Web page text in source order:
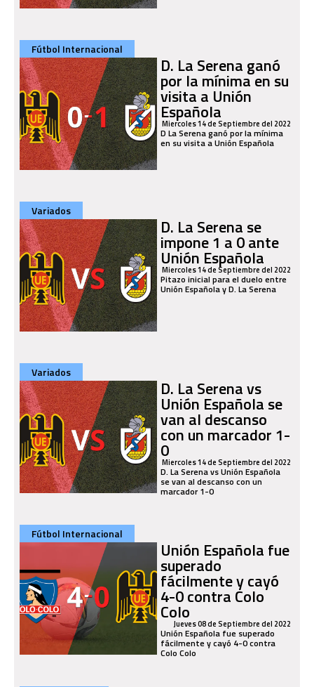
Fútbol Internacional
D. La Serena ganó
por la mínima en su
visita a Unión
Española
Miercoles 14 de Septiembre del 2022
D La Serena ganó por la mínima
en su visita a Unión Española
Variados
D. La Serena se
impone 1 a 0 ante
Unión Española
Miercoles 14 de Septiembre del 2022
Pitazo inicial para el duelo entre
Unión Española y D. La Serena
Variados
D. La Serena vs
Unión Española se
van al descanso
con un marcador 1-
0
Miercoles 14 de Septiembre del 2022
D. La Serena vs Unión Española
se van al descanso con un
marcador 1-0
Fútbol Internacional
Unión Española fue
superado
fácilmente y cayó
4-0 contra Colo
ColoJueves 08 de Septiembre del 2022
Unión Española fue superado
fácilmente y cayó 4-0 contra
Colo Colo